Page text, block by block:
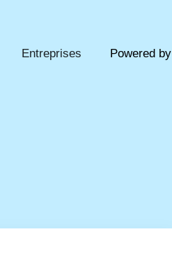
Entreprises Powered by